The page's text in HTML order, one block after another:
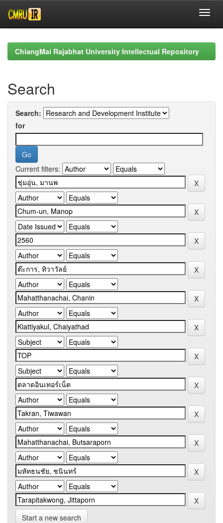
navigationChiangMai Rajabhat University Intellectual Repository
Search
Search:
for
Current filters:
Start a new search